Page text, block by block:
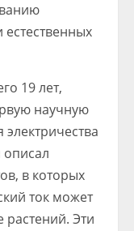
19 лет,
научную
описал
в которых
ток может
растений. Эти